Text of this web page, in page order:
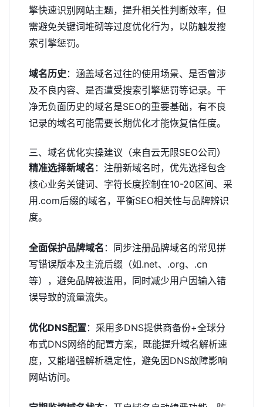
擎快速识别网站主题，提升相关性判断效率，但
需避免关键词堆砌等过度优化行为，以防触发搜
索引擎惩罚。
域名历史 ：涵盖域名过往的使用场景、是否曾涉
及不良内容、是否遭受搜索引擎惩罚等记录。干
净无负面历史的域名是SEO的重要基础，有不良
记录的域名可能需要长期优化才能恢复信任度。
三、域名优化实操建议（来自云无限SEO公司）
精准选择新域名 ：注册新域名时，优先选择包含
核心业务关键词、字符长度控制在10-20区间、采
用.com后缀的域名，平衡SEO相关性与品牌辨识
度。
全面保护品牌域名 ：同步注册品牌域名的常见拼
写错误版本及主流后缀（如.net、.org、.cn
等），避免品牌被滥用，同时减少用户因输入错
误导致的流量流失。
优化DNS配置：采用多DNS提供商备份+全球分
布式DNS网络的配置方案，既能提升域名解析速
度，又能增强解析稳定性，避免因DNS故障影响
网站访问。